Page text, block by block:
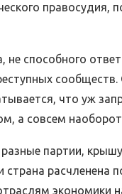
правосудия,
способного
что уж
а совсем
партии,
расчленена
экономики